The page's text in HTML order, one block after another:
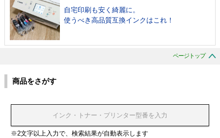
自宅印刷も安く綺麗に。
使うべき高品質互換インクはこれ！
ページトップ
商品をさがす
※2文字以上入力で、検索結果が自動表示します